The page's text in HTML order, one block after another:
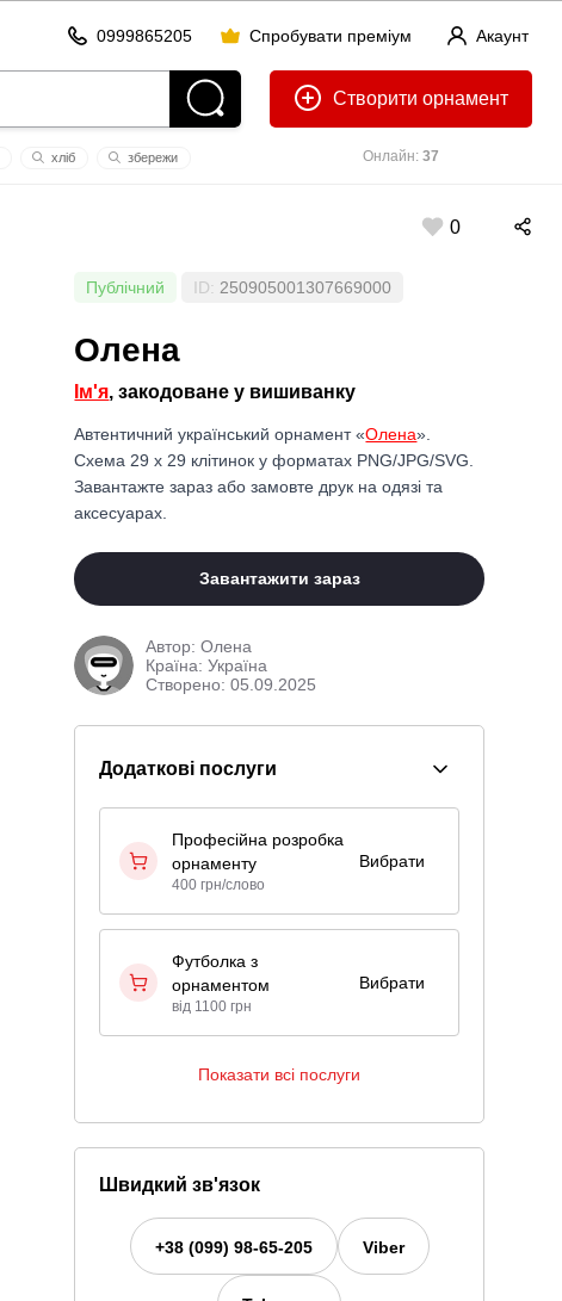
Акаунт
0999865205 Спробувати преміум
Створити
Онлайн: 37
хліб
збережи
0
Публічний ID: 250905001307669000
Олена
Ім'я, закодоване у вишиванку
Автентичний український орнамент «Олена».
Схема 29 x 29 клітинок у форматах PNG/JPG/SVG.
Завантажте зараз або замовте друк на одязі та
аксесуарах.
Завантажити зараз
Автор:Олена
Країна: Україна
Створено: 05.09.2025
Додаткові послуги
Професійна розробка
орнаменту
400 грн/слово
Вибрати
Футболка з
орнаментом
від 1100 грн
Вибрати
Показати всі послуги
Швидкий зв'язок
+38 (099) 98-65-205 Viber